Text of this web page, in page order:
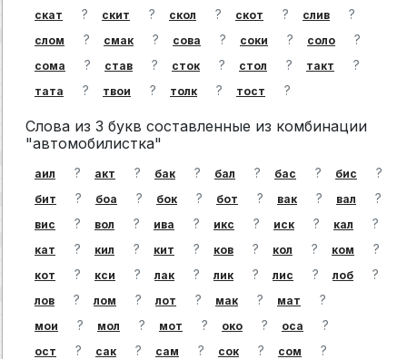
скат ? скит ? скол ? скот ? слив ?
слом ? смак ? сова ? соки ? соло ?
сома ? став ? сток ? стол ? такт ?
тата ? твои ? толк ? тост ?
Слова из 3 букв составленные из комбинации
"автомобилистка"
аил ? акт ? бак ? бал ? бас ? бис ?
бит ? боа ? бок ? бот ? вак ? вал ?
вис ? вол ? ива ? икс ? иск ? кал ?
кат ? кил ? кит ? ков ? кол ? ком ?
кот ? кси ? лак ? лик ? лис ? лоб ?
лов ? лом ? лот ? мак ? мат ?
мои ? мол ? мот ? око ? оса ?
ост ? сак ? сам ? сок ? сом ?